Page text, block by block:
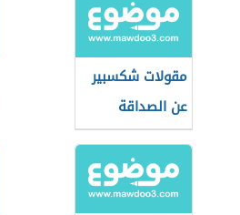
مقولات شكسبير
عن الصداقة